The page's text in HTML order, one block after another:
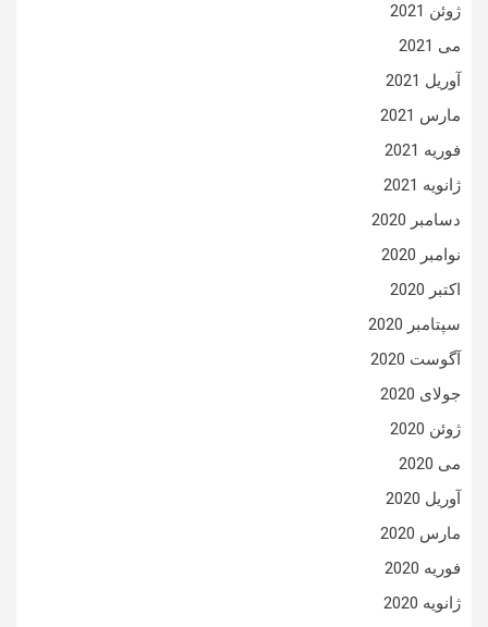
ژوئن 2021
می 2021
آوریل 2021
مارس 2021
فوریه 2021
ژانویه 2021
دسامبر 2020
نوامبر 2020
اکتبر 2020
سپتامبر 2020
آگوست 2020
جولای 2020
ژوئن 2020
می 2020
آوریل 2020
مارس 2020
فوریه 2020
ژانویه 2020